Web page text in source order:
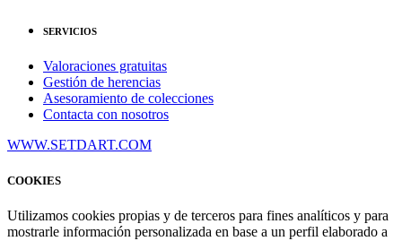
SERVICIOS
Valoraciones gratuitas
Gestión de herencias
Asesoramiento de colecciones
Contacta con nosotros
WWW.SETDART.COM
COOKIES
Utilizamos cookies propias y de terceros para fines analíticos y para
mostrarle información personalizada en base a un perfil elaborado a